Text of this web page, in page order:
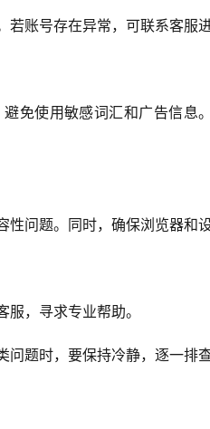
账号存在异常，可联系客服
免使用敏感词汇和广告信息
问题。同时，确保浏览器和
，寻求专业帮助。
题时，要保持冷静，逐一排